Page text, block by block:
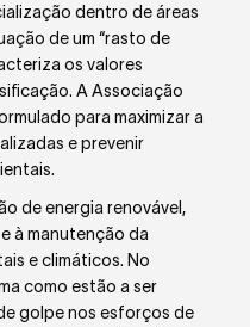
dentro de áreas
de um “rasto de
os valores
A Associação
para maximizar a
e prevenir
de energia renovável,
à manutenção da
e climáticos. No
como estão a ser
golpe nos esforços de